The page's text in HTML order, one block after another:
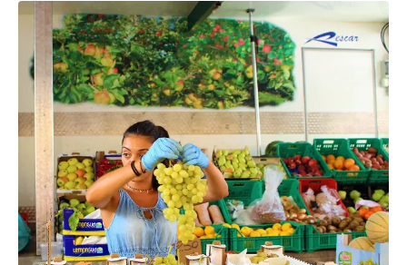
Lees meer over Naar de markt in Fano